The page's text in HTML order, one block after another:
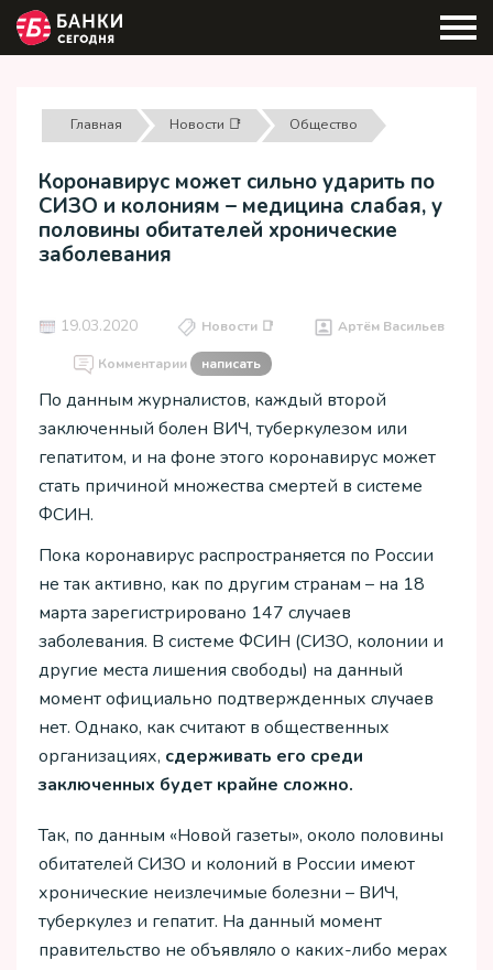
Главная Новости 📑 Общество
Коронавирус может сильно ударить по
СИЗО и колониям – медицина слабая, у
половины обитателей хронические
заболевания
19.03.2020 Новости 📑 Артём Васильев
Комментарии написать
По данным журналистов, каждый второй
заключенный болен ВИЧ, туберкулезом или
гепатитом, и на фоне этого коронавирус может
стать причиной множества смертей в системе
ФСИН.
Пока коронавирус распространяется по России
не так активно, как по другим странам – на 18
марта зарегистрировано 147 случаев
заболевания. В системе ФСИН (СИЗО, колонии и
другие места лишения свободы) на данный
момент официально подтвержденных случаев
нет. Однако, как считают в общественных
организациях, сдерживать его среди
заключенных будет крайне сложно.
Так, по данным «Новой газеты», около половины
обитателей СИЗО и колоний в России имеют
хронические неизлечимые болезни – ВИЧ,
туберкулез и гепатит. На данный момент
правительство не объявляло о каких-либо мерах